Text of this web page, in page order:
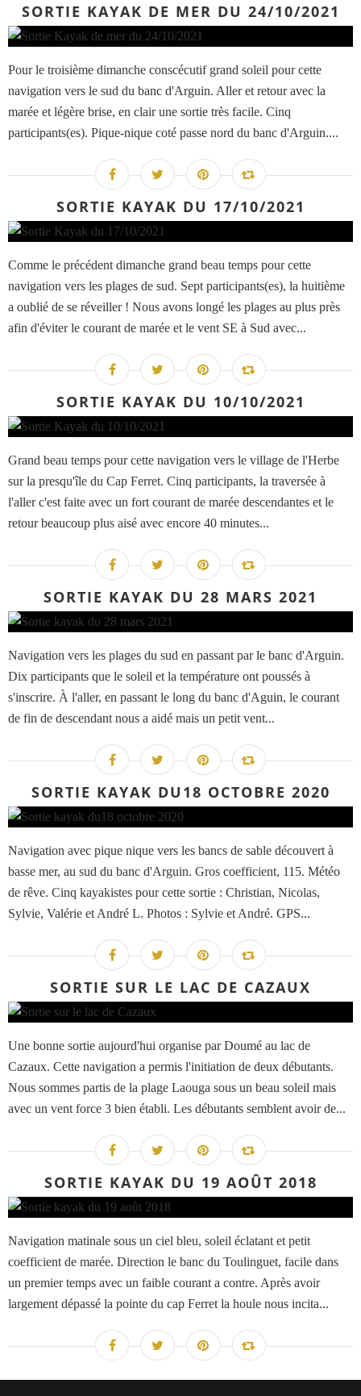
SORTIE KAYAK DE MER DU 24/10/2021
Pour le troisième dimanche conscécutif grand soleil pour cette
navigation vers le sud du banc d'Arguin. Aller et retour avec la
marée et légère brise, en clair une sortie très facile. Cinq
participants(es). Pique-nique coté passe nord du banc d'Arguin....
SORTIE KAYAK DU 17/10/2021
Comme le précédent dimanche grand beau temps pour cette
navigation vers les plages de sud. Sept participants(es), la huitième
a oublié de se réveiller ! Nous avons longé les plages au plus près
afin d'éviter le courant de marée et le vent SE à Sud avec...
SORTIE KAYAK DU 10/10/2021
Grand beau temps pour cette navigation vers le village de l'Herbe
sur la presqu'île du Cap Ferret. Cinq participants, la traversée à
l'aller c'est faite avec un fort courant de marée descendantes et le
retour beaucoup plus aisé avec encore 40 minutes...
SORTIE KAYAK DU 28 MARS 2021
Navigation vers les plages du sud en passant par le banc d'Arguin.
Dix participants que le soleil et la température ont poussés à
s'inscrire. À l'aller, en passant le long du banc d'Aguin, le courant
de fin de descendant nous a aidé mais un petit vent...
SORTIE KAYAK DU18 OCTOBRE 2020
Navigation avec pique nique vers les bancs de sable découvert à
basse mer, au sud du banc d'Arguin. Gros coefficient, 115. Météo
de rêve. Cinq kayakistes pour cette sortie : Christian, Nicolas,
Sylvie, Valérie et André L. Photos : Sylvie et André. GPS...
SORTIE SUR LE LAC DE CAZAUX
Une bonne sortie aujourd'hui organise par Doumé au lac de
Cazaux. Cette navigation a permis l'initiation de deux débutants.
Nous sommes partis de la plage Laouga sous un beau soleil mais
avec un vent force 3 bien établi. Les débutants semblent avoir de...
SORTIE KAYAK DU 19 AOÛT 2018
Navigation matinale sous un ciel bleu, soleil éclatant et petit
coefficient de marée. Direction le banc du Toulinguet, facile dans
un premier temps avec un faible courant a contre. Après avoir
largement dépassé la pointe du cap Ferret la houle nous incita...